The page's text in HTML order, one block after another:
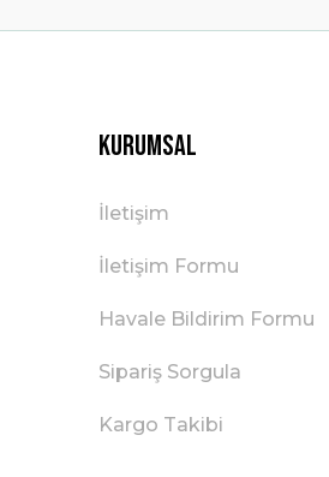
Kurumsal
İletişim
İletişim Formu
Havale Bildirim Formu
Sipariş Sorgula
Kargo Takibi